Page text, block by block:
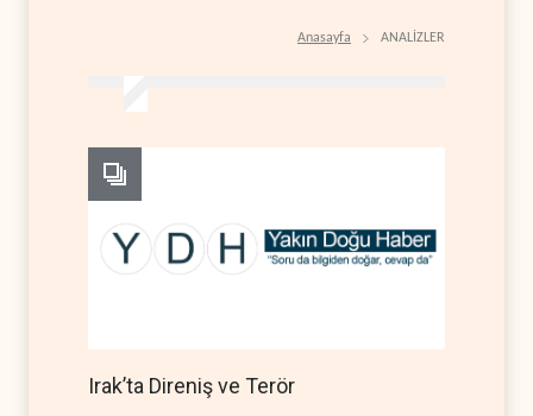
Anasayfa ANALİZLER
Irak’ta Direniş ve Terör